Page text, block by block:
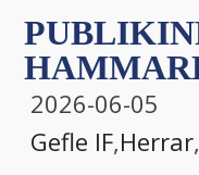
2026-06-05
Gefle IF,Herrar,